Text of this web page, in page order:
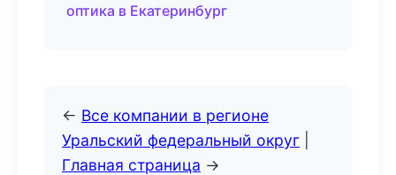
оптика в Екатеринбург
← Все компании в регионе
Уральский федеральный округ
Главная страница →